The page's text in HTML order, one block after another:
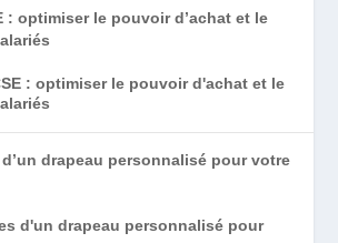
: optimiser le pouvoir d’achat et le
drapeau personnalisé pour votre